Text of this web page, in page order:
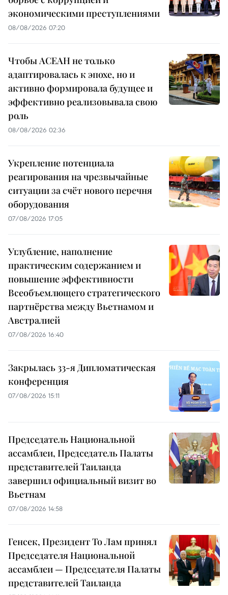
экономическими преступлениями
08/08/2026 07:20
Чтобы АСЕАН не только
адаптировалась к эпохе, но и
активно формировала будущее и
эффективно реализовывала свою
роль
08/08/2026 02:36
Укрепление потенциала
реагирования на чрезвычайные
ситуации за счёт нового перечня
оборудования
07/08/2026 17:05
Углубление, наполнение
практическим содержанием и
повышение эффективности
Всеобъемлющего стратегического
партнёрства между Вьетнамом и
Австралией
07/08/2026 16:40
Закрылась 33-я Дипломатическая
конференция
07/08/2026 15:11
Председатель Национальной
ассамблеи, Председатель Палаты
представителей Таиланда
завершил официальный визит во
Вьетнам
07/08/2026 14:58
Генсек, Президент То Лам принял
Председателя Национальной
ассамблеи — Председателя Палаты
представителей Таиланда